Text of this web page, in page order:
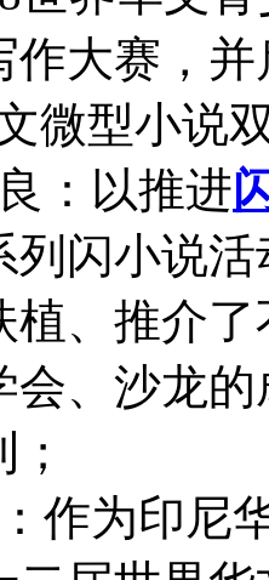
作大赛，
微型小说
以推进
列闪小说
植、推介
会、沙龙
为印尼华